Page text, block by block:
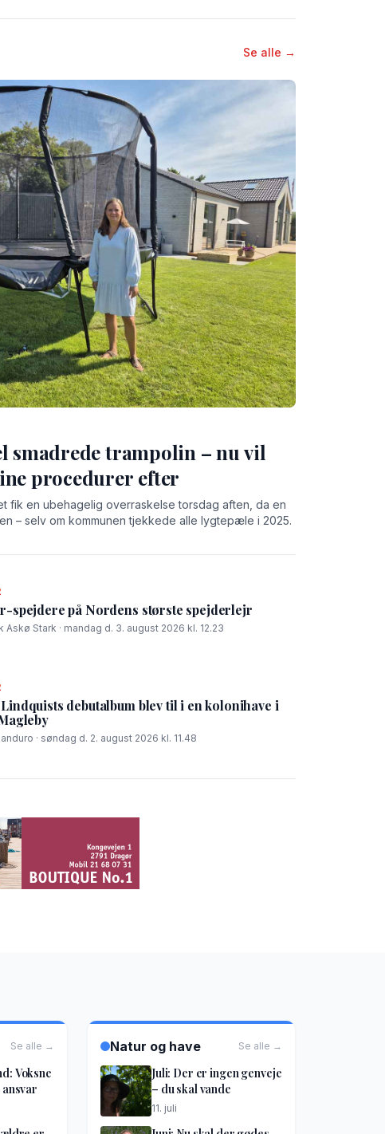
Se alle →
smadrede trampolin – nu vil
procedurer efter
fik en ubehagelig overraskelse torsdag aften, da en
– selv om kommunen tjekkede alle lygtepæle i 2025.
spejdere på Nordens største spejderlejr
Askø Stark · mandag d. 3. august 2026 kl. 12.23
Lindquists debutalbum blev til i en kolonihave i
· søndag d. 2. august 2026 kl. 11.48
Se alle →
Voksne
Natur og have Se alle →
Juli: Der er ingen genveje
– du skal vande
11. juli